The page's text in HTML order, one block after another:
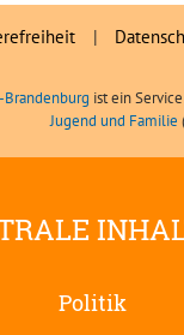
|
ist ein
Jugend und Familie
Politik